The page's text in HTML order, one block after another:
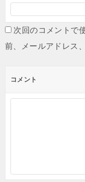
次回のコメントで
前、メールアドレス
コメント